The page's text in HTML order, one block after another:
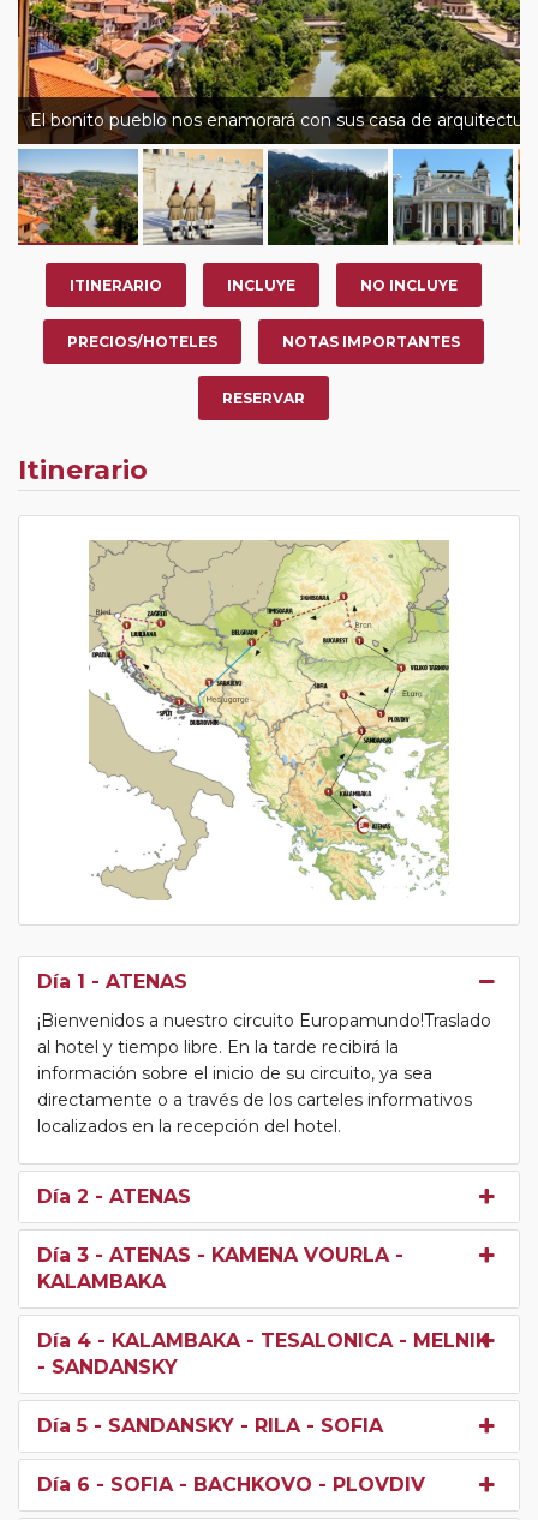
descuento del 5%.
El bonito pueblo nos enamorará con sus casa de
ITINERARIO INCLUYE NO INCLUYE
PRECIOS/HOTELES NOTAS IMPORTANTES
RESERVAR
Itinerario
Día 1 - ATENAS
¡Bienvenidos a nuestro circuito Europamundo!Traslado
al hotel y tiempo libre. En la tarde recibirá la
información sobre el inicio de su circuito, ya sea
directamente o a través de los carteles informativos
localizados en la recepción del hotel.
Día 2 - ATENAS
Día 3 - ATENAS - KAMENA VOURLA -
KALAMBAKA
Día 4 - KALAMBAKA - TESALONICA - MELNIK
- SANDANSKY
Día 5 - SANDANSKY - RILA - SOFIA
Día 6 - SOFIA - BACHKOVO - PLOVDIV